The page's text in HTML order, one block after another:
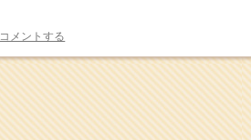
コメントする